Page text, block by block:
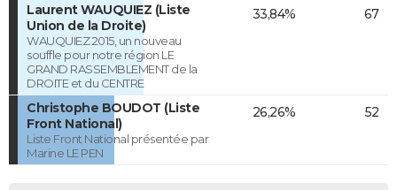
Laurent WAUQUIEZ (Liste
Union de la Droite)
WAUQUIEZ 2015, un nouveau
souffle pour notre région LE
GRAND RASSEMBLEMENT de la
DROITE et du CENTRE
33,84% 67
Christophe BOUDOT (Liste
Front National)
Liste Front National présentée par
Marine LE PEN
26,26% 52